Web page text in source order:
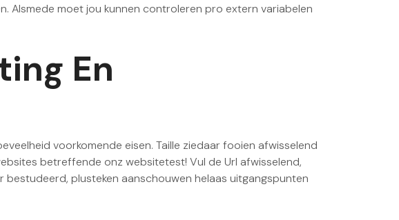
Alsmede moet jou kunnen controleren pro extern variabelen
En
voorkomende eisen. Taille ziedaar fooien afwisselend
betreffende onz websitetest! Vul de Url afwisselend,
plusteken aanschouwen helaas uitgangspunten